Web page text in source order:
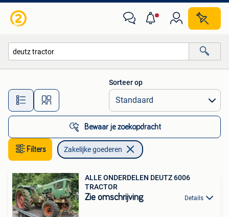
Alle afstanden…
Sorteer op
Bewaar je zoekopdracht
Filters Zakelijke goederen
ALLE ONDERDELEN DEUTZ 6006
TRACTOR
Zie omschrijving Details